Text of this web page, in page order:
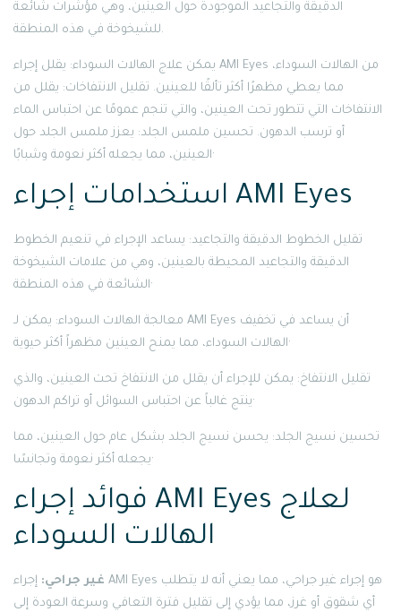
الدقيقة والتجاعيد الموجودة حول العينين، وهي مؤشرات شائعة
للشيخوخة في هذه المنطقة.
يمكن علاج الهالات السوداء: يقلل إجراء AMI Eyes من الهالات السوداء،
مما يعطي مظهرًا أكثر تألقًا للعينين. تقليل الانتفاخات: يقلل من
الانتفاخات التي تتطور تحت العينين، والتي تنجم عمومًا عن احتباس الماء
أو ترسب الدهون. تحسين ملمس الجلد: يعزز ملمس الجلد حول
العينين، مما يجعله أكثر نعومة وشبابًا·
استخدامات إجراء AMI Eyes
تقليل الخطوط الدقيقة والتجاعيد: يساعد الإجراء في تنعيم الخطوط
الدقيقة والتجاعيد المحيطة بالعينين، وهي من علامات الشيخوخة
الشائعة في هذه المنطقة·
معالجة الهالات السوداء: يمكن لـ AMI Eyes أن يساعد في تخفيف
الهالات السوداء، مما يمنح العينين مظهراً أكثر حيوية·
تقليل الانتفاخ: يمكن للإجراء أن يقلل من الانتفاخ تحت العينين، والذي
ينتج غالباً عن احتباس السوائل أو تراكم الدهون·
تحسين نسيج الجلد: يحسن نسيج الجلد بشكل عام حول العينين، مما
يجعله أكثر نعومة وتجانسًا·
فوائد إجراء AMI Eyes لعلاج
الهالات السوداء
غير جراحي: إجراء AMI Eyes هو إجراء غير جراحي، مما يعني أنه لا يتطلب
أي شقوق أو غرز، مما يؤدي إلى تقليل فترة التعافي وسرعة العودة إلى